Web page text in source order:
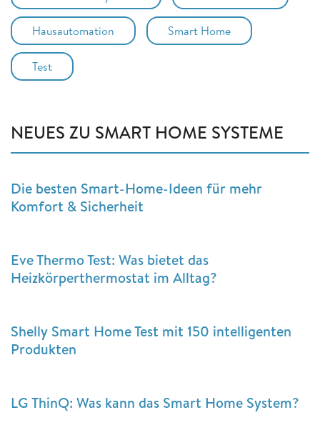
Hausautomation Smart Home
Test
NEUES ZU SMART HOME SYSTEME
Die besten Smart-Home-Ideen für mehr
Komfort & Sicherheit
Eve Thermo Test: Was bietet das
Heizkörperthermostat im Alltag?
Shelly Smart Home Test mit 150 intelligenten
Produkten
LG ThinQ: Was kann das Smart Home System?